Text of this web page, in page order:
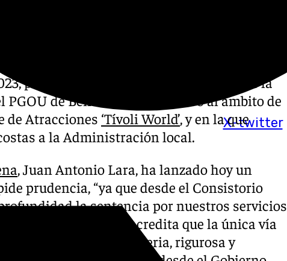
X-twitter
ante la sentencia de Tívoli y lamenta la
anterior Gobierno municipal. Tras la
del Tribunal Superior de Justicia de
al no ser conforme a derecho el acuerdo de
por el que se aprobaba definitivamente la
PGOU de Benalmádena, relativo al ámbito de
de Atracciones ‘Tívoli World’, y en la que
a la Administración local.
, Juan Antonio Lara, ha lanzado hoy un
prudencia, “ya que desde el Consistorio
la sentencia por nuestros servicios
que “esta sentencia acredita que la única vía
es una negociación seria, rigurosa y